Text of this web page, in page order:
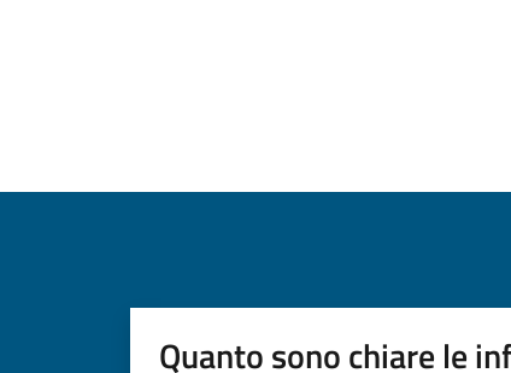
Quanto sono chiare le